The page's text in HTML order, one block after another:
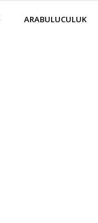
ARABULUCULUK